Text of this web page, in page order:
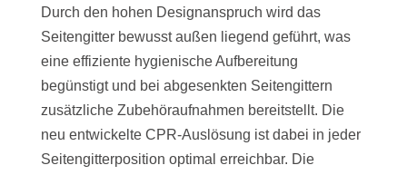
Durch den hohen Designanspruch wird das
Seitengitter bewusst außen liegend geführt, was
eine effiziente hygienische Aufbereitung
begünstigt und bei abgesenkten Seitengittern
zusätzliche Zubehöraufnahmen bereitstellt. Die
neu entwickelte CPR-Auslösung ist dabei in jeder
Seitengitterposition optimal erreichbar. Die